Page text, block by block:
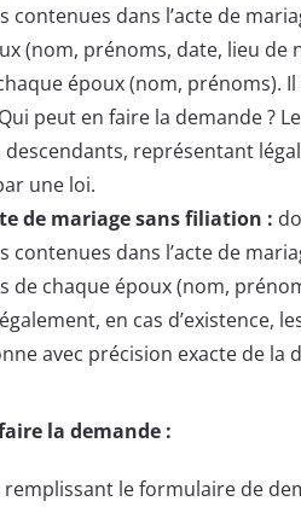
contenues dans l’acte de
(nom, prénoms, date, lieu de
époux (nom, prénoms).
peut en faire la demande ?
descendants, représentant
une loi.
de mariage sans filiation :
contenues dans l’acte de
de chaque époux (nom,
en cas d’existence,
avec précision exacte de
la demande :
remplissant le formulaire de